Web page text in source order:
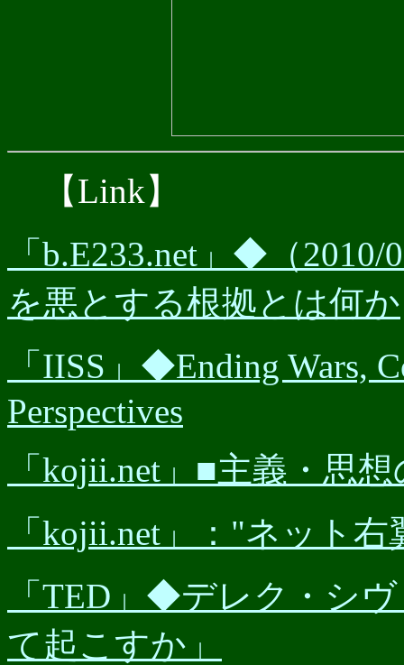
【Link】
「b.E233.net」◆（
を悪とする根拠とは何か
「IISS」◆Ending Wars,
Perspectives
「kojii.net」■主義・思
「kojii.net」："ネット
「TED」◆デレク・シ
て起こすか」